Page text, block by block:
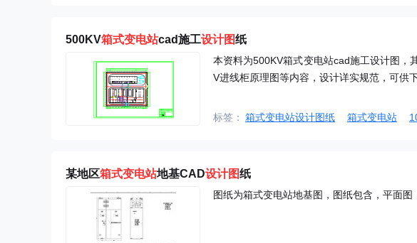
500KV箱式变电站cad施工设计图纸
本资料为500KV箱式变电站cad施工设计图，
V进线柜原理图等内容，设计详实规范，可供下
标签： 箱式变电站设计图纸 箱式变电站
某地区箱式变电站地基CAD设计图纸
图纸为箱式变电站地基图，图纸包含，平面图